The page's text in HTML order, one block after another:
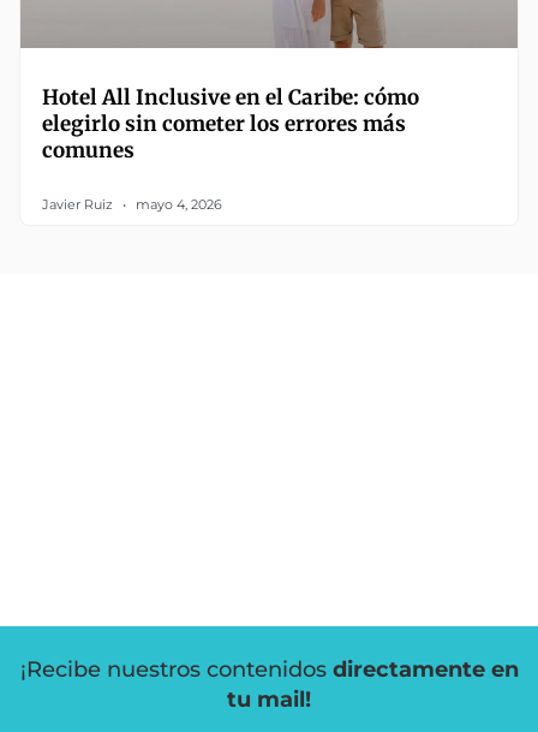
Hotel All Inclusive en el Caribe: cómo
elegirlo sin cometer los errores más
comunes
Javier Ruiz mayo 4, 2026
¡Recibe nuestros contenidos directamente en
tu mail!